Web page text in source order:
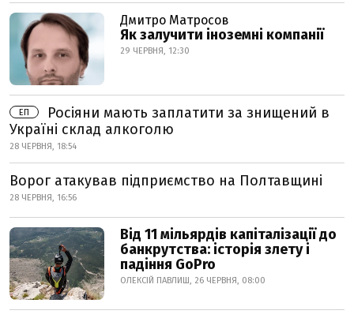
Дмитро Матросов
Як залучити іноземні компанії
29 ЧЕРВНЯ, 12:30
ЕП
Росіяни мають заплатити за знищений в
Україні склад алкоголю
28 ЧЕРВНЯ, 18:54
Ворог атакував підприємство на Полтавщині
28 ЧЕРВНЯ, 16:56
Від 11 мільярдів капіталізації до
банкрутства: історія злету і
падіння GoPro
ОЛЕКСІЙ ПАВЛИШ, 26 ЧЕРВНЯ, 08:00